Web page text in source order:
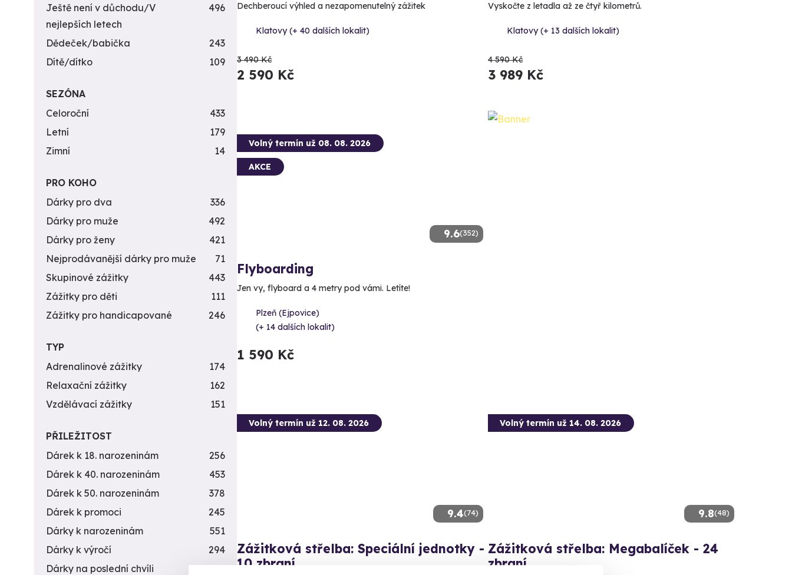
Dechberoucí výhled a nezapomenutelný zážitek
Klatovy (+ 40 dalších lokalit)
3 490 Kč
2 590 Kč
Vyskočte z letadla až ze čtyř kilometrů.
Klatovy (+ 13 dalších lokalit)
4 590 Kč
3 989 Kč
9.6(352)
Volný termín už 08. 08. 2026
AKCE
Flyboarding
Jen vy, flyboard a 4 metry pod vámi. Letíte!
Plzeň (Ejpovice)
(+ 14 dalších lokalit)
1 590 Kč
9.4(74)
Volný termín už 12. 08. 2026
Zážitková střelba: Speciální jednotky -
10 zbraní
9.8(48)
Volný termín už 14. 08. 2026
Zážitková střelba: Megabalíček - 24
zbraní
Ještě není v důchodu/V
nejlepších letech
496
Dědeček/babička
243
Dítě/dítko
109
SEZÓNA
Celoroční
433
Letní
179
Zimní
14
PRO KOHO
Dárky pro dva
336
Dárky pro muže
492
Dárky pro ženy
421
Nejprodávanější dárky pro muže
71
Skupinové zážitky
443
Zážitky pro děti
111
Zážitky pro handicapované
246
TYP
Adrenalinové zážitky
174
Relaxační zážitky
162
Vzdělávací zážitky
151
PŘILEŽITOST
Dárek k 18. narozeninám
256
Dárek k 40. narozeninám
453
Dárek k 50. narozeninám
378
Dárek k promoci
245
Dárky k narozeninám
551
Dárky k výročí
294
Dárky na poslední chvíli
450